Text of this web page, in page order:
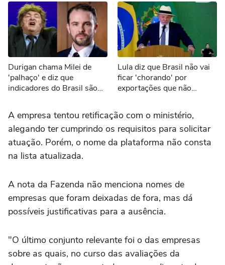
Durigan chama Milei de
'palhaço' e diz que
indicadores do Brasil são
Argentina
Lula diz que Brasil não vai
ficar 'chorando' por
exportações que não
A empresa tentou retificação com o ministério,
alegando ter cumprindo os requisitos para solicitar
atuação. Porém, o nome da plataforma não consta
na lista atualizada.
A nota da Fazenda não menciona nomes de
empresas que foram deixadas de fora, mas dá
possíveis justificativas para a ausência.
"O último conjunto relevante foi o das empresas
sobre as quais, no curso das avaliações da